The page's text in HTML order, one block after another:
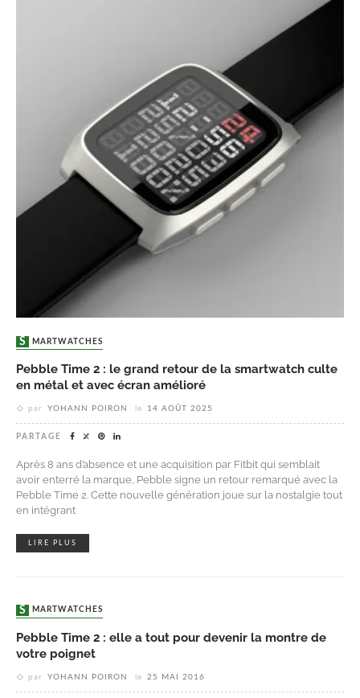
SMARTWATCHES
Pebble Time 2 : le grand retour de la smartwatch culte
en métal et avec écran amélioré
par YOHANN POIRON le 14 AOÛT 2025
PARTAGE
Après 8 ans d’absence et une acquisition par Fitbit qui semblait
avoir enterré la marque, Pebble signe un retour remarqué avec la
Pebble Time 2. Cette nouvelle génération joue sur la nostalgie tout
en intégrant
LIRE PLUS
SMARTWATCHES
Pebble Time 2 : elle a tout pour devenir la montre de
votre poignet
par YOHANN POIRON le 25 MAI 2016